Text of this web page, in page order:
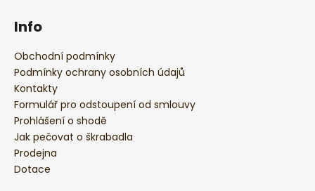
Info
Obchodní podmínky
Podmínky ochrany osobních údajů
Kontakty
Formulář pro odstoupení od smlouvy
Prohlášení o shodě
Jak pečovat o škrabadla
Prodejna
Dotace